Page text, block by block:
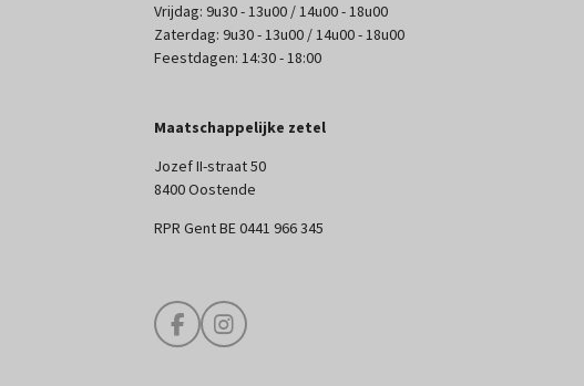
Vrijdag: 9u30 - 13u00 / 14u00 - 18u00
Zaterdag: 9u30 - 13u00 / 14u00 - 18u00
Feestdagen: 14:30 - 18:00
Maatschappelijke zetel
Jozef II-straat 50
8400 Oostende
RPR Gent BE 0441 966 345
F
a
I
n